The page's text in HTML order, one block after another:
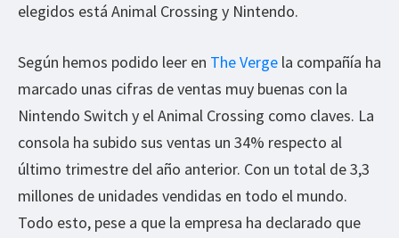
elegidos está Animal Crossing y Nintendo.
Según hemos podido leer en The Verge la compañía ha
marcado unas cifras de ventas muy buenas con la
Nintendo Switch y el Animal Crossing como claves. La
consola ha subido sus ventas un 34% respecto al
último trimestre del año anterior. Con un total de 3,3
millones de unidades vendidas en todo el mundo.
Todo esto, pese a que la empresa ha declarado que